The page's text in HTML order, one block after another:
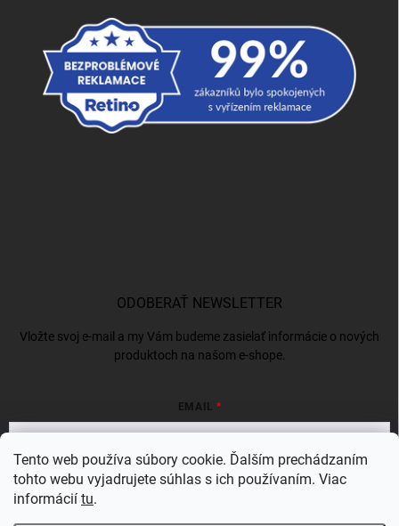
Tento web používa súbory cookie. Ďalším prechádzaním
tohto webu vyjadrujete súhlas s ich používaním. Viac
informácií tu.
ODOBERAŤ NEWSLETTER
Vložte svoj e-mail a my Vám budeme zasielať informácie o nových
produktoch na našom e-shope.
EMAIL
Vložením e-mailu súhlasíte s